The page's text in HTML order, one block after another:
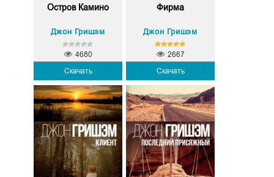
Остров Камино
Джон Гришэм
Скачать
4680
Фирма
Джон Гришэм
Скачать
2667